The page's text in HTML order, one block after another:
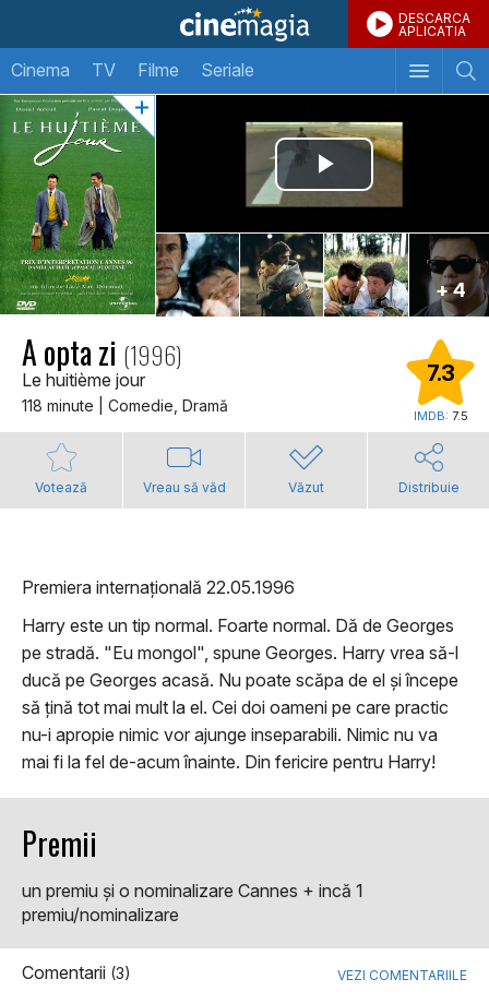
DESCARCA
APLICATIA
Cinema TV Filme Seriale
+ 4
A opta zi (1996)
Le huitième jour
118 minute | Comedie, Dramă
7.3
IMDB: 7.5
Votează Vreau să văd Văzut Distribuie
Premiera internațională 22.05.1996
Harry este un tip normal. Foarte normal. Dă de Georges
pe stradă. "Eu mongol", spune Georges. Harry vrea să-l
ducă pe Georges acasă. Nu poate scăpa de el și începe
să țină tot mai mult la el. Cei doi oameni pe care practic
nu-i apropie nimic vor ajunge inseparabili. Nimic nu va
mai fi la fel de-acum înainte. Din fericire pentru Harry!
Premii
un premiu şi o nominalizare Cannes + incă 1
premiu/nominalizare
Comentarii (3) VEZI COMENTARIILE